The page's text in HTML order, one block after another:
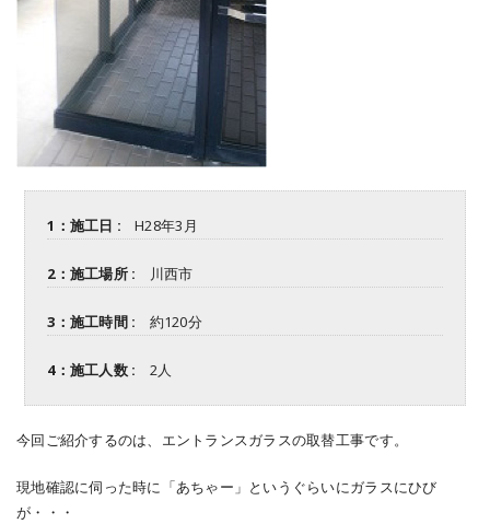
1：施工日 : H28年3月
2：施工場所 : 川西市
3：施工時間 : 約120分
4：施工人数 : 2人
今回ご紹介するのは、エントランスガラスの取替工事です。
現地確認に伺った時に「あちゃー」というぐらいにガラスにひび
が・・・